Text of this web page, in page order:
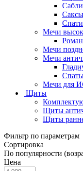
Сабли
Саксы
Мечи
Мечи
Мечи
Мечи для
Щиты
Щиты
Щиты
Фильтр по параметрам
Сортировка
По популярности
Цена